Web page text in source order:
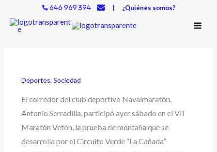
contenido
646 969 394 | ¿Quiénes somos?
Deportes,Sociedad
El corredor del club deportivo Navalmaratón,
Antonio Serradilla, participó ayer sábado en el VII
Maratón Vetón, la prueba de montaña que se
desarrolla por el Circuito Verde “La Cañada”